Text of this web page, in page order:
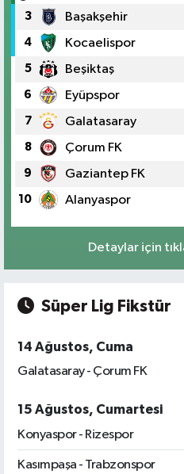
3 Başakşehir
4 Kocaelispor
5 Beşiktaş
6 Eyüpspor
7 Galatasaray
8 Çorum FK
9 Gaziantep FK
10 Alanyaspor
Detaylar için
Süper Lig Fikstür
14 Ağustos, Cuma
Galatasaray - Çorum FK
15 Ağustos, Cumartesi
Konyaspor - Rizespor
Kasımpaşa - Trabzonspor